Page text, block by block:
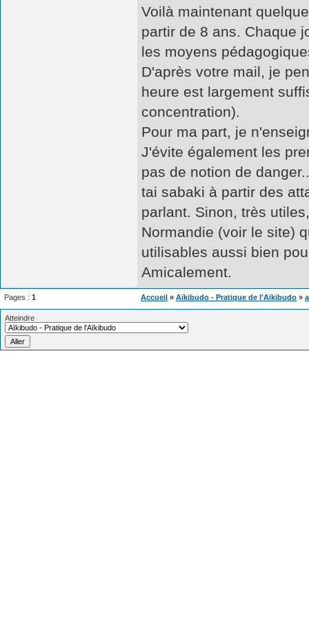
Voilà maintenant
partir de 8 ans. Chaque
les moyens
D'après votre mail, je
heure est largement
concentration).
Pour ma part, je
J'évite également les
pas de notion de
tai sabaki à partir des
parlant. Sinon, très
Normandie (voir le site)
utilisables aussi bien
Amicalement.
Pages : 1 Accueil » Aïkibudo - Pratique de l'Aïkibudo »
Atteindre